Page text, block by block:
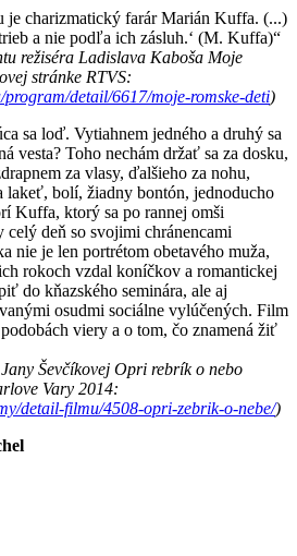
je charizmatický farár Marián Kuffa. (...)
a nie podľa ich zásluh.‘ (M. Kuffa)“
režiséra Ladislava Kaboša Moje
stránke RTVS:
detail/6617/moje-romske-deti)
sa loď. Vytiahnem jedného a druhý sa
vesta? Toho nechám držať sa za dosku,
za vlasy, ďalšieho za nohu,
lakeť, bolí, žiadny bontón, jednoducho
Kuffa, ktorý sa po rannej omši
celý deň so svojimi chránencami
nie je len portrétom obetavého muža,
rokoch vzdal koníčkov a romantickej
do kňazského seminára, ale aj
osudmi sociálne vylúčených. Film
viery a o tom, čo znamená žiť
Ševčíkovej Opri rebrík o nebo
Vary 2014:
detail-filmu/4508-opri-zebrik-o-nebe/)